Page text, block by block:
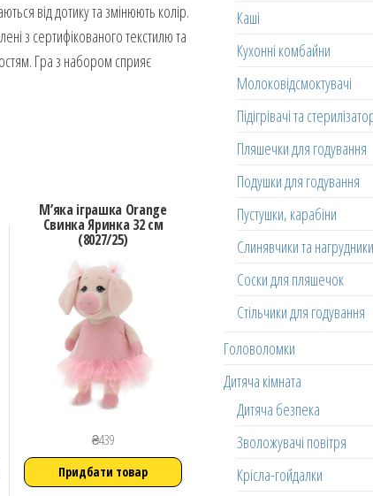
від дотику та змінюють колір.
з сертифікованого текстилю та
Гра з набором сприяє
М’яка іграшка Orange
Свинка Яринка 32 см
(8027/25)
₴439
Придбати товар
Каші
Кухонні комбайни
Молоковідсмоктувачі
Підігрівачі та
Пляшечки для годування
Подушки для годування
Пустушки, карабіни
Слинявчики та нагрудники
Соски для пляшечок
Стільчики для годування
Головоломки
Дитяча кімната
Дитяча безпека
Зволожувачі повітря
Крісла-гойдалки